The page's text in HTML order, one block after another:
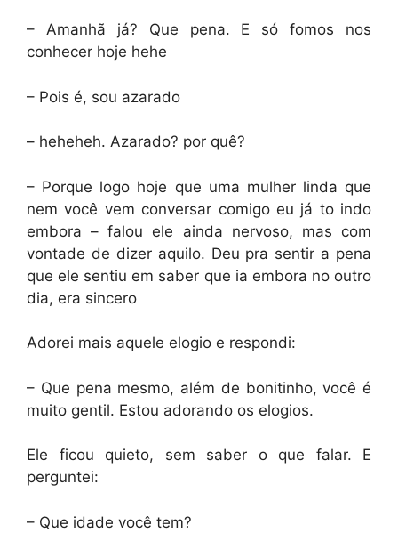
– Amanhã já? Que pena. E só fomos nos
conhecer hoje hehe
– Pois é, sou azarado
– heheheh. Azarado? por quê?
– Porque logo hoje que uma mulher linda que
nem você vem conversar comigo eu já to indo
embora – falou ele ainda nervoso, mas com
vontade de dizer aquilo. Deu pra sentir a pena
que ele sentiu em saber que ia embora no outro
dia, era sincero
Adorei mais aquele elogio e respondi:
– Que pena mesmo, além de bonitinho, você é
muito gentil. Estou adorando os elogios.
Ele ficou quieto, sem saber o que falar. E
perguntei:
– Que idade você tem?